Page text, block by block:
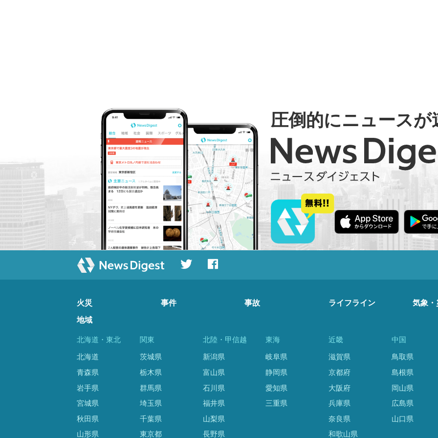
圧倒的にニュースが
火災 事件 事故 ライフライン 気象・
地域
北海道・東北
北海道
青森県
岩手県
宮城県
秋田県
山形県
関東
茨城県
栃木県
群馬県
埼玉県
千葉県
東京都
北陸・甲信越
新潟県
富山県
石川県
福井県
山梨県
長野県
東海
岐阜県
静岡県
愛知県
三重県
近畿
滋賀県
京都府
大阪府
兵庫県
奈良県
和歌山県
中国
鳥取県
島根県
岡山県
広島県
山口県